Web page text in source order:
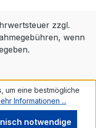
zzgl.
wenn
um eine bestmögliche
Informationen ...
notwendige